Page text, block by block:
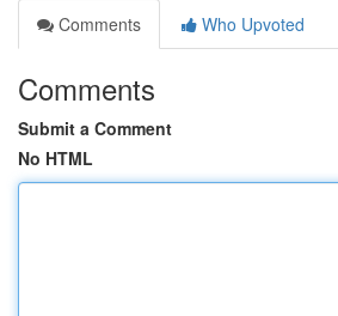
Comments
Who Upvoted
Comments
Submit a Comment
No HTML